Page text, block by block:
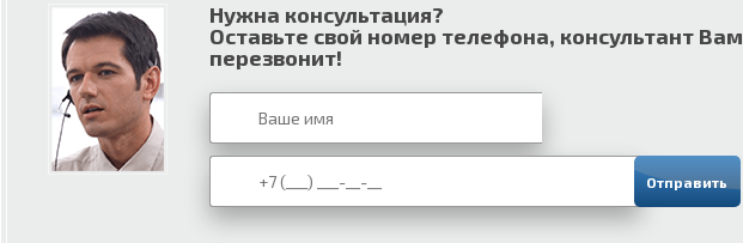
Нужна консультация?
Оставьте свой номер телефона, консультант Вам
перезвонит!